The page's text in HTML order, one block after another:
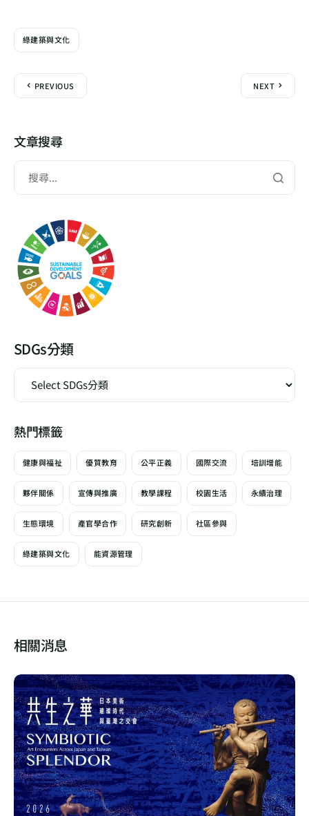
綠建築與文化
PREVIOUS NEXT
文章搜尋
SDGs分類
熱門標籤
健康與福祉 優質教育 公平正義 國際交流 培訓增能
夥伴關係 宣傳與推廣 教學課程 校園生活 永續治理
生態環境 產官學合作 研究創新 社區參與
綠建築與文化 能資源管理
相關消息